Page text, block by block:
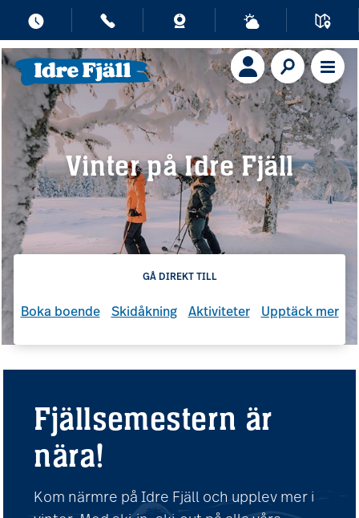
Vinter på Idre Fjäll
GÅ DIREKT TILL
Boka boende Skidåkning Aktiviteter Upptäck mer
Fjällsemestern är
nära!
Kom närmre på Idre Fjäll och upplev mer i